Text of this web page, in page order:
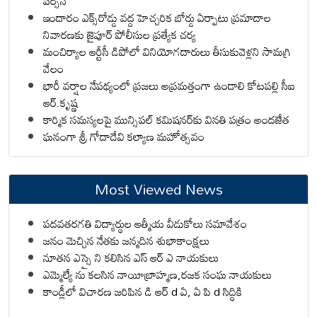
ఇందారం ఎక్స్‌రోడ్డు వద్ద హెచ్చరిక బోర్డు ఏర్పాటు ప్రమాదాల
నివారణకు జైపూర్ పోలీసుల ప్రత్యేక చర్య
మంచిర్యాల ఆర్టీసీ డిపోలో వినియోగదారులు తీసుకువెళ్లని సామగ్రి
వేలం
భారీ వర్షాల నేపథ్యంలో ప్రజలు అప్రమత్తంగా ఉండాలి కోటపల్లి సీఐ
ఆర్.కృష్ణ
కార్మిక సమస్యలపై మున్సిపల్ కమిషనర్‌కు వినతి పత్రం అందజేత
ఘనంగా శ్రీ గోదాదేవి కల్యాణ మహోత్సవం
Most Viewed News
పదవతరగతి విద్యార్థుల ఆత్మీయ వీడుకోలు సమావేశం
జనం మెచ్చిన నేతకు జన్మదిన శుభాకాంక్షలు
నూతన ఎస్సై ని కలిసిన ఎస్ ఆర్ ఎ నాయకులు
ఎమ్మెల్యే ను కలసిన నాయీబ్రాహ్మణ,రజక సంఘ నాయకులు
కాండ్లీలో విచారణ జరిపిన డి ఆర్ d ఏ, ఏ పి d సిద్ధికి